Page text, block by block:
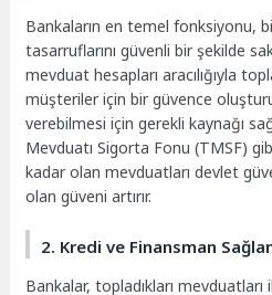
Bankaların en temel fonksiyonu,
tasarruflarını güvenli bir şekilde
mevduat hesapları aracılığıyla
müşteriler için bir güvence
verebilmesi için gerekli kaynağı
Mevduatı Sigorta Fonu (TMSF)
kadar olan mevduatları devlet
olan güveni artırır.
2. Kredi ve Finansman
Bankalar, topladıkları